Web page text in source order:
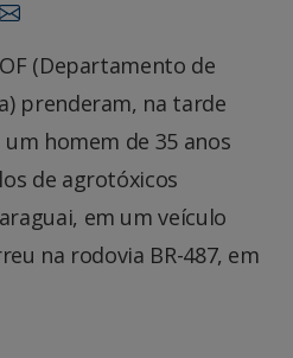
(Departamento de
prenderam, na tarde
homem de 35 anos
de agrotóxicos
em um veículo
na rodovia BR-487, em